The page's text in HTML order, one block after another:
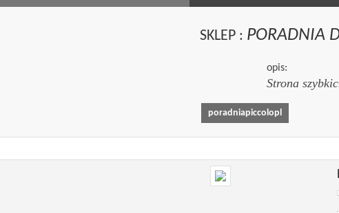
SKLEP : PORADNIA
opis:
Strona
poradniapiccolopl